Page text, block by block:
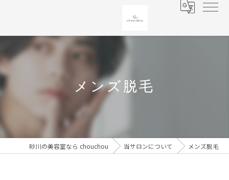
メンズ脱毛
砂川の美容室なら chouchou 当サロンについて メンズ脱毛